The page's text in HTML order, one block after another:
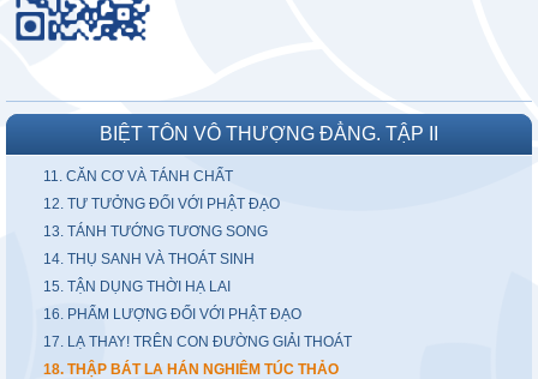
BIỆT TÔN VÔ THƯỢNG ĐẲNG. TẬP II
11. CĂN CƠ VÀ TÁNH CHẤT
12. TƯ TƯỞNG ĐỐI VỚI PHẬT ĐẠO
13. TÁNH TƯỚNG TƯƠNG SONG
14. THỤ SANH VÀ THOÁT SINH
15. TẬN DỤNG THỜI HẠ LAI
16. PHẨM LƯỢNG ĐỐI VỚI PHẬT ĐẠO
17. LẠ THAY! TRÊN CON ĐƯỜNG GIẢI THOÁT
18. THẬP BÁT LA HÁN NGHIÊM TÚC THẢO